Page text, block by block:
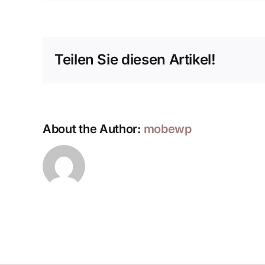
Teilen Sie diesen Artikel!
About the Author: mobewp